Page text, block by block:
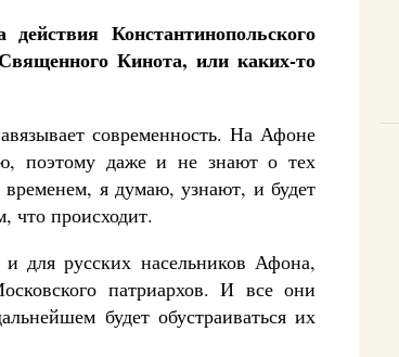
Константинопольского
Кинота, или каких-то
современность. На Афоне
поэтому даже и не знают о тех
я думаю, узнают, и будет
что происходит.
для русских насельников Афона,
патриархов. И все они
будет обустраиваться их